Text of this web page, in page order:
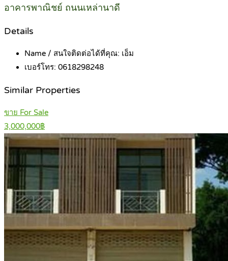
อาคารพาณิชย์ ถนนเหล่านาดี
Details
Name / สนใจติดต่อได้ที่คุณ: เอ็ม
เบอร์โทร: 0618298248
Similar Properties
ขาย For Sale
3,000,000฿